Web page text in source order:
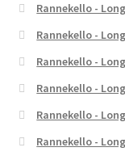
Rannekello -
Rannekello -
Rannekello -
Rannekello -
Rannekello -
Rannekello -